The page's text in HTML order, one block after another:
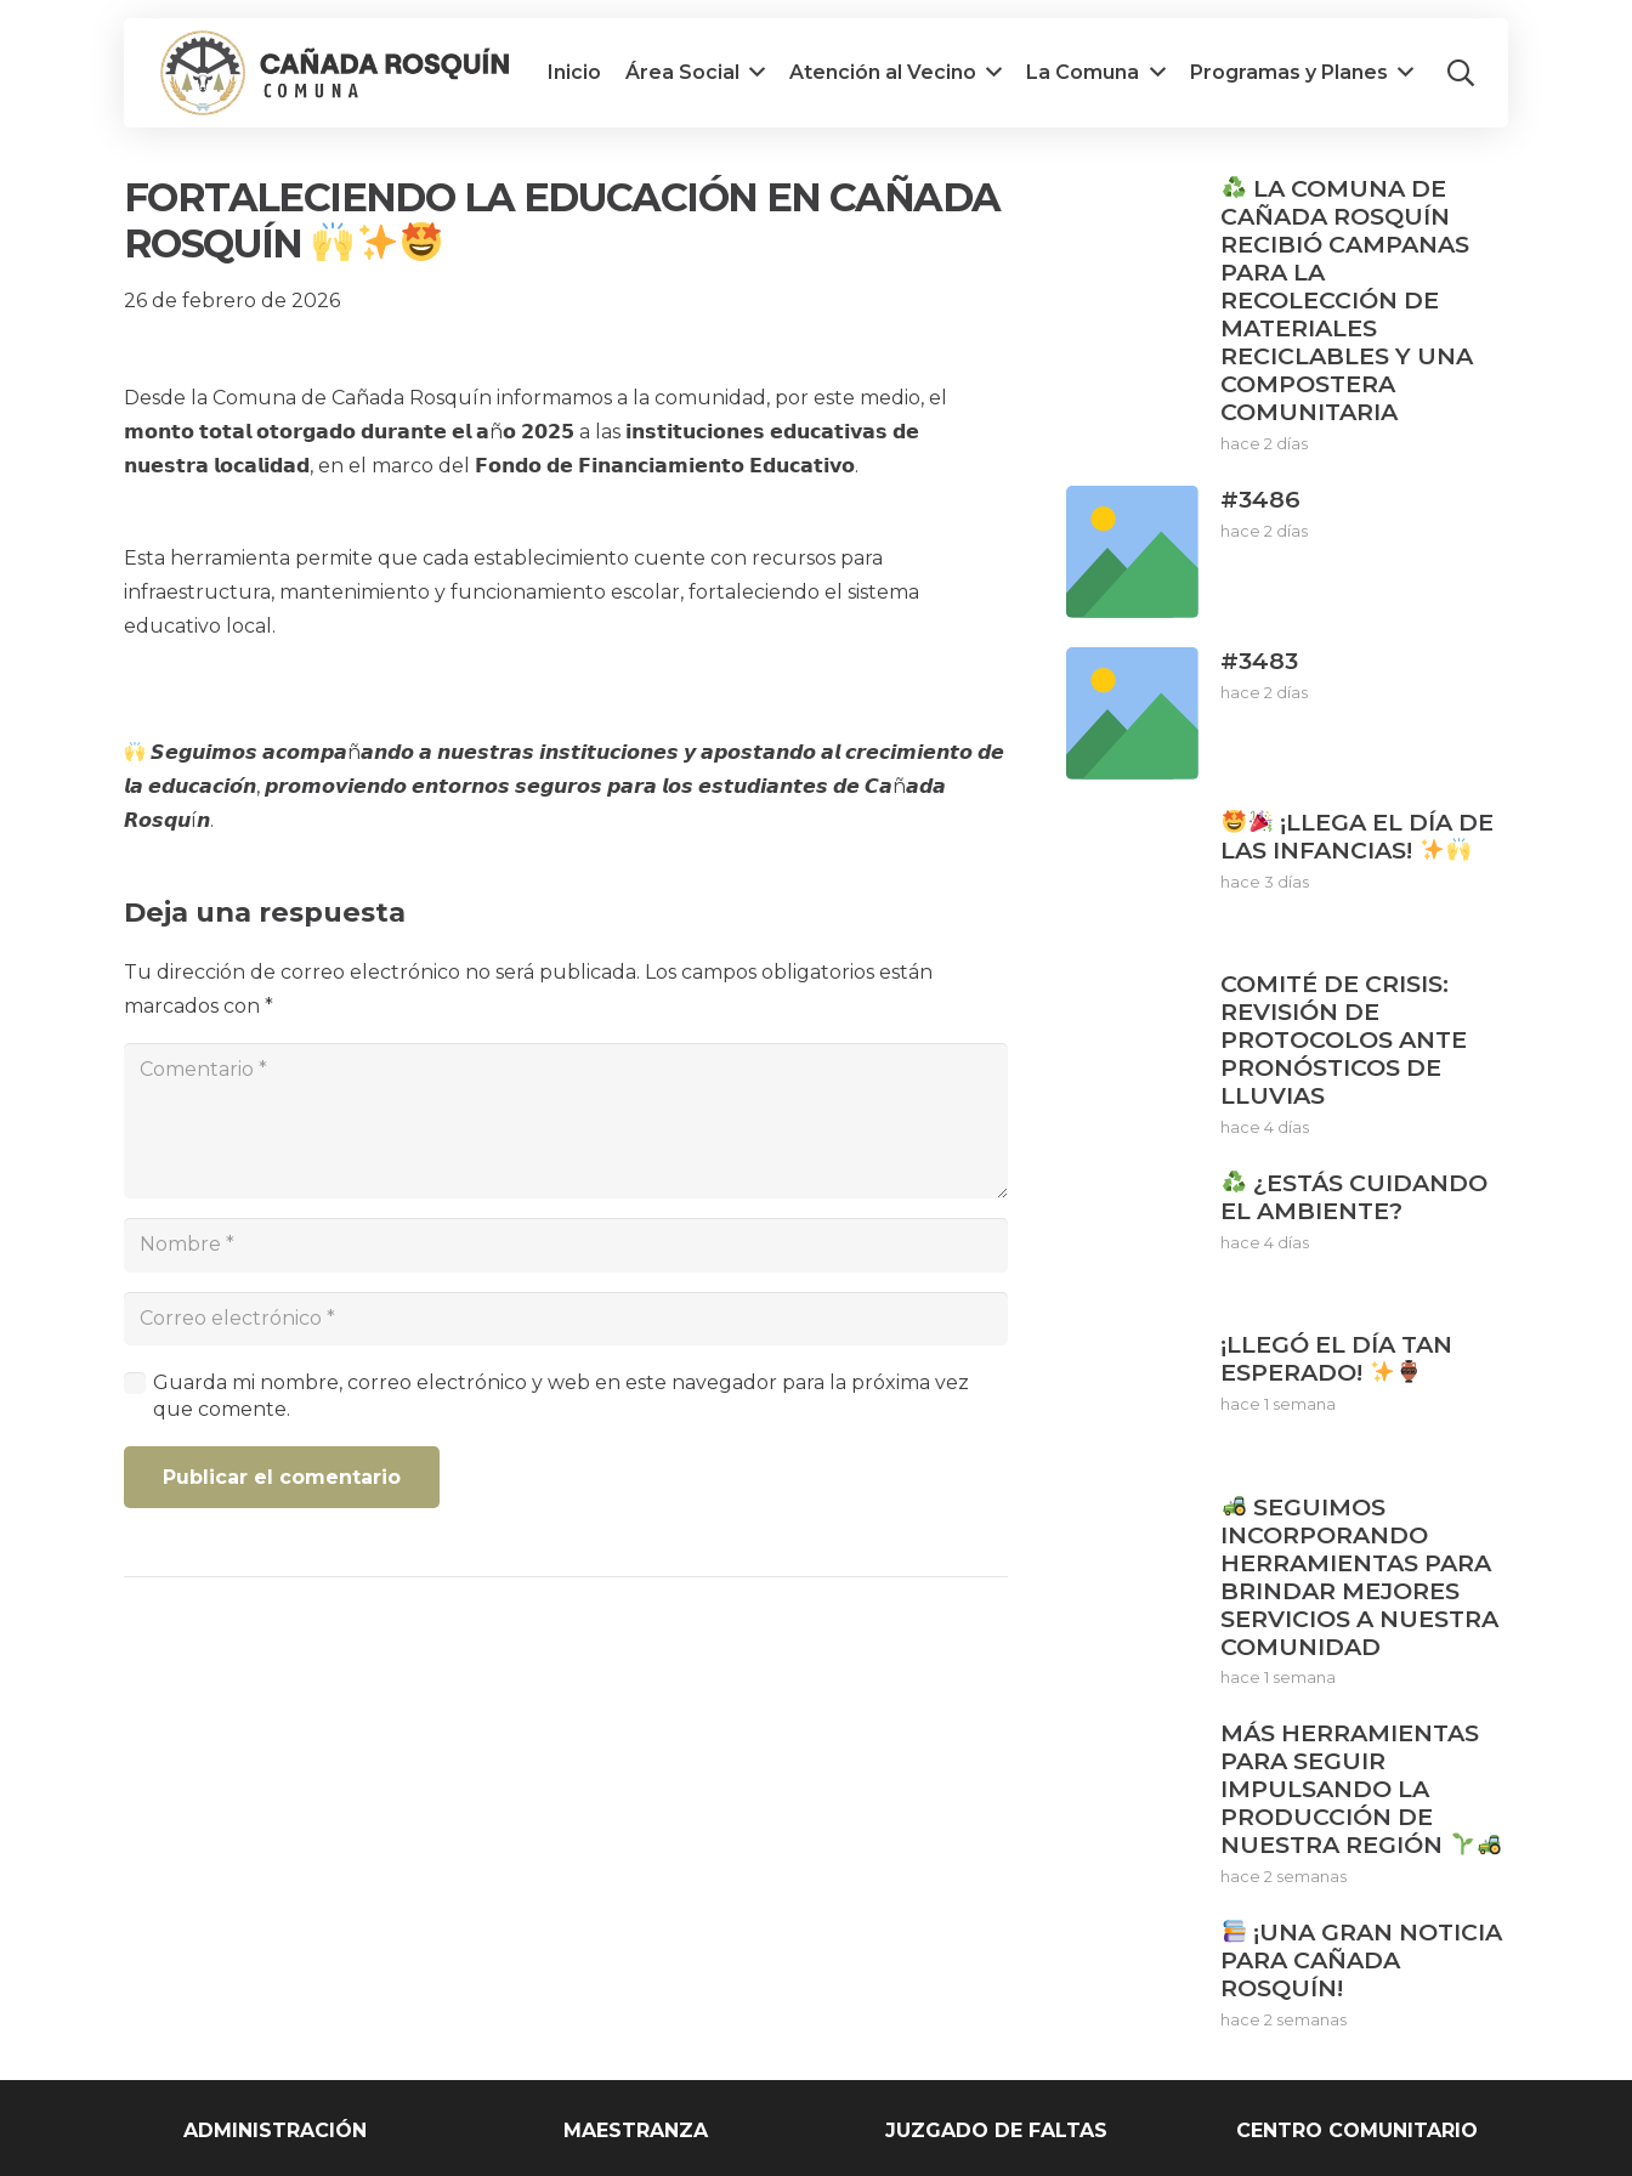
Inicio Área Social Atención al Vecino La Comuna Programas y Planes
FORTALECIENDO LA EDUCACIÓN EN CAÑADA
ROSQUÍN
26 de febrero de 2026
Desde la Comuna de Cañada Rosquín informamos a la comunidad, por este medio, el
𝗺𝗼𝗻𝘁𝗼 𝘁𝗼𝘁𝗮𝗹 𝗼𝘁𝗼𝗿𝗴𝗮𝗱𝗼 𝗱𝘂𝗿𝗮𝗻𝘁𝗲 𝗲𝗹 𝗮ñ𝗼 𝟮𝟬𝟮𝟱 a las 𝗶𝗻𝘀𝘁𝗶𝘁𝘂𝗰𝗶𝗼𝗻𝗲𝘀 𝗲𝗱𝘂𝗰𝗮𝘁𝗶𝘃𝗮𝘀 𝗱𝗲
𝗻𝘂𝗲𝘀𝘁𝗿𝗮 𝗹𝗼𝗰𝗮𝗹𝗶𝗱𝗮𝗱, en el marco del 𝗙𝗼𝗻𝗱𝗼 𝗱𝗲 𝗙𝗶𝗻𝗮𝗻𝗰𝗶𝗮𝗺𝗶𝗲𝗻𝘁𝗼 𝗘𝗱𝘂𝗰𝗮𝘁𝗶𝘃𝗼.
Esta herramienta permite que cada establecimiento cuente con recursos para
infraestructura, mantenimiento y funcionamiento escolar, fortaleciendo el sistema
educativo local.
𝙎𝙚𝙜𝙪𝙞𝙢𝙤𝙨 𝙖𝙘𝙤𝙢𝙥𝙖ñ𝙖𝙣𝙙𝙤 𝙖 𝙣𝙪𝙚𝙨𝙩𝙧𝙖𝙨 𝙞𝙣𝙨𝙩𝙞𝙩𝙪𝙘𝙞𝙤𝙣𝙚𝙨 𝙮 𝙖𝙥𝙤𝙨𝙩𝙖𝙣𝙙𝙤 𝙖𝙡 𝙘𝙧𝙚𝙘𝙞𝙢𝙞𝙚𝙣𝙩𝙤 𝙙𝙚
𝙡𝙖 𝙚𝙙𝙪𝙘𝙖𝙘𝙞𝙤́𝙣, 𝙥𝙧𝙤𝙢𝙤𝙫𝙞𝙚𝙣𝙙𝙤 𝙚𝙣𝙩𝙤𝙧𝙣𝙤𝙨 𝙨𝙚𝙜𝙪𝙧𝙤𝙨 𝙥𝙖𝙧𝙖 𝙡𝙤𝙨 𝙚𝙨𝙩𝙪𝙙𝙞𝙖𝙣𝙩𝙚𝙨 𝙙𝙚 𝘾𝙖ñ𝙖𝙙𝙖
𝙍𝙤𝙨𝙦𝙪í𝙣.
Deja una respuesta
Tu dirección de correo electrónico no será publicada. Los campos obligatorios están
marcados con *
Guarda mi nombre, correo electrónico y web en este navegador para la próxima vez
que comente.
Publicar el comentario
LA COMUNA DE
CAÑADA ROSQUÍN
RECIBIÓ CAMPANAS
PARA LA
RECOLECCIÓN DE
MATERIALES
RECICLABLES Y UNA
COMPOSTERA
COMUNITARIA
hace 2 días
#3486
hace 2 días
#3483
hace 2 días
¡LLEGA EL DÍA DE
LAS INFANCIAS!
hace 3 días
COMITÉ DE CRISIS:
REVISIÓN DE
PROTOCOLOS ANTE
PRONÓSTICOS DE
LLUVIAS
hace 4 días
¿ESTÁS CUIDANDO
EL AMBIENTE?
hace 4 días
¡LLEGÓ EL DÍA TAN
ESPERADO!
hace 1 semana
SEGUIMOS
INCORPORANDO
HERRAMIENTAS PARA
BRINDAR MEJORES
SERVICIOS A NUESTRA
COMUNIDAD
hace 1 semana
MÁS HERRAMIENTAS
PARA SEGUIR
IMPULSANDO LA
PRODUCCIÓN DE
NUESTRA REGIÓN
hace 2 semanas
¡UNA GRAN NOTICIA
PARA CAÑADA
ROSQUÍN!
hace 2 semanas
ADMINISTRACIÓN MAESTRANZA JUZGADO DE FALTAS CENTRO COMUNITARIO